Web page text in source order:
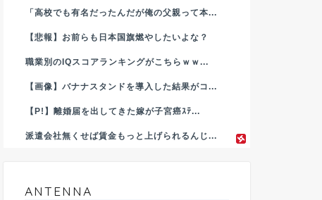
「高校でも有名だったんだが俺の父親って本...
【悲報】お前らも日本国旗燃やしたいよな？
職業別のIQスコアランキングがこちらｗｗ...
【画像】バナナスタンドを導入した結果がコ...
【P!】離婚届を出してきた嫁が子宮癌ｽﾃ...
派遣会社無くせば賃金もっと上げられるんじ...
ANTENNA